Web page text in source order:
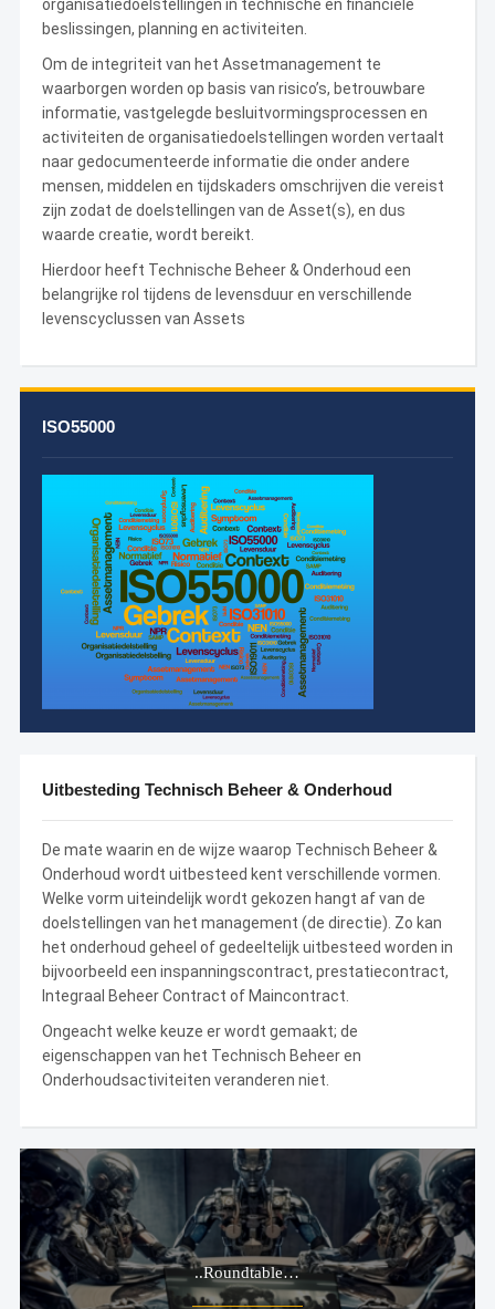
organisatiedoelstellingen in technische en financiële
beslissingen, planning en activiteiten.
Om de integriteit van het Assetmanagement te
waarborgen worden op basis van risico’s, betrouwbare
informatie, vastgelegde besluitvormingsprocessen en
activiteiten de organisatiedoelstellingen worden vertaalt
naar gedocumenteerde informatie die onder andere
mensen, middelen en tijdskaders omschrijven die vereist
zijn zodat de doelstellingen van de Asset(s), en dus
waarde creatie, wordt bereikt.
Hierdoor heeft Technische Beheer & Onderhoud een
belangrijke rol tijdens de levensduur en verschillende
levenscyclussen van Assets
ISO55000
Uitbesteding Technisch Beheer & Onderhoud
De mate waarin en de wijze waarop Technisch Beheer &
Onderhoud wordt uitbesteed kent verschillende vormen.
Welke vorm uiteindelijk wordt gekozen hangt af van de
doelstellingen van het management (de directie). Zo kan
het onderhoud geheel of gedeeltelijk uitbesteed worden in
bijvoorbeeld een inspanningscontract, prestatiecontract,
Integraal Beheer Contract of Maincontract.
Ongeacht welke keuze er wordt gemaakt; de
eigenschappen van het Technisch Beheer en
Onderhoudsactiviteiten veranderen niet.
..Roundtable…